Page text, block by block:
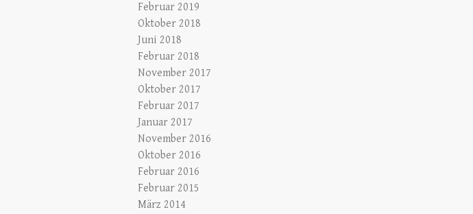
Februar 2019
Oktober 2018
Juni 2018
Februar 2018
November 2017
Oktober 2017
Februar 2017
Januar 2017
November 2016
Oktober 2016
Februar 2016
Februar 2015
März 2014